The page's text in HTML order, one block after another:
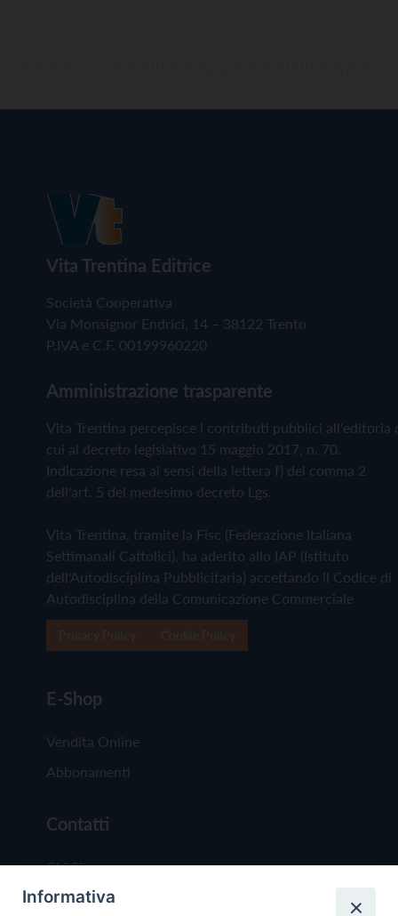
Vita Trentina Editrice
Società Cooperativa
Via Monsignor Endrici, 14 – 38122 Trento
P.IVA e C.F. 00199960220
Amministrazione trasparente
Vita Trentina percepisce i contributi pubblici all'editoria
cui al decreto legislativo 15 maggio 2017, n. 70.
Indicazione resa ai sensi della lettera f) del comma 2
dell'art. 5 del medesimo decreto Lgs.
Vita Trentina, tramite la Fisc (Federazione Italiana
Settimanali Cattolici), ha aderito allo IAP (Istituto
dell'Autodisciplina Pubblicitaria) accettando il Codice di
Autodisciplina della Comunicazione Commerciale
E-Shop
Vendita Online
Abbonamenti
Contatti
Chi Siamo
Redazione
Informativa